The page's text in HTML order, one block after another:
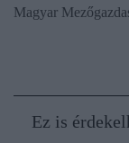
Magyar
Ez is